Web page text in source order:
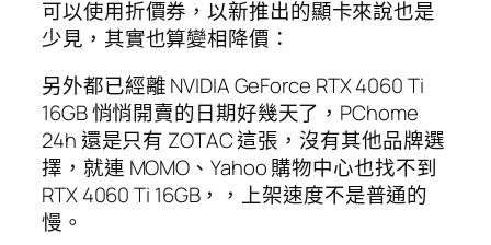
可以使用折價券，以新推出的顯卡來說也是
少見，其實也算變相降價：
另外都已經離 NVIDIA GeForce RTX 4060 Ti
16GB 悄悄開賣的日期好幾天了，PChome
24h 還是只有 ZOTAC 這張，沒有其他品牌選
擇，就連 MOMO、Yahoo 購物中心也找不到
RTX 4060 Ti 16GB，，上架速度不是普通的
慢。